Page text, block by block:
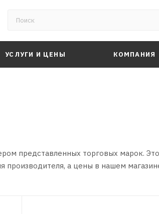
УСЛУГИ И ЦЕНЫ КОМПАНИЯ
представленных торговых марок.
производителя, а цены в нашем